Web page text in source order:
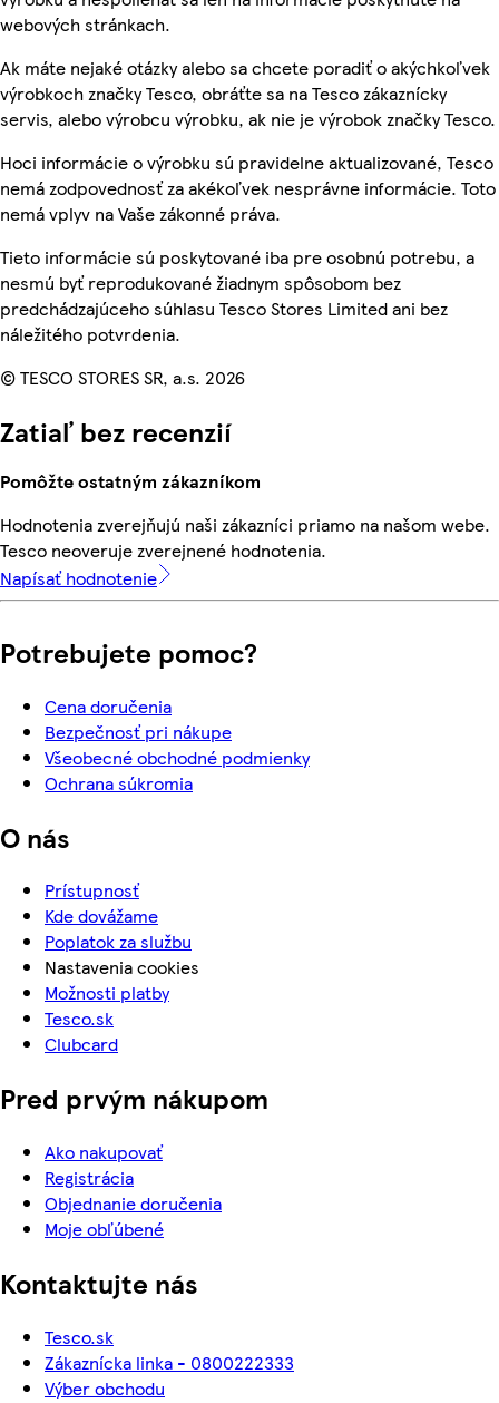
webových stránkach.
Ak máte nejaké otázky alebo sa chcete poradiť o akýchkoľvek
výrobkoch značky Tesco, obráťte sa na Tesco zákaznícky
servis, alebo výrobcu výrobku, ak nie je výrobok značky Tesco.
Hoci informácie o výrobku sú pravidelne aktualizované, Tesco
nemá zodpovednosť za akékoľvek nesprávne informácie. Toto
nemá vplyv na Vaše zákonné práva.
Tieto informácie sú poskytované iba pre osobnú potrebu, a
nesmú byť reprodukované žiadnym spôsobom bez
predchádzajúceho súhlasu Tesco Stores Limited ani bez
náležitého potvrdenia.
© TESCO STORES SR, a.s. 2026
Zatiaľ bez recenzií
Pomôžte ostatným zákazníkom
Hodnotenia zverejňujú naši zákazníci priamo na našom webe.
Tesco neoveruje zverejnené hodnotenia.
Napísať hodnotenie
Potrebujete pomoc?
Cena doručenia
Bezpečnosť pri nákupe
Všeobecné obchodné podmienky
Ochrana súkromia
O nás
Prístupnosť
Kde dovážame
Poplatok za službu
Nastavenia cookies
Možnosti platby
Tesco.sk
Clubcard
Pred prvým nákupom
Ako nakupovať
Registrácia
Objednanie doručenia
Moje obľúbené
Kontaktujte nás
Tesco.sk
Zákaznícka linka - 0800222333
Výber obchodu